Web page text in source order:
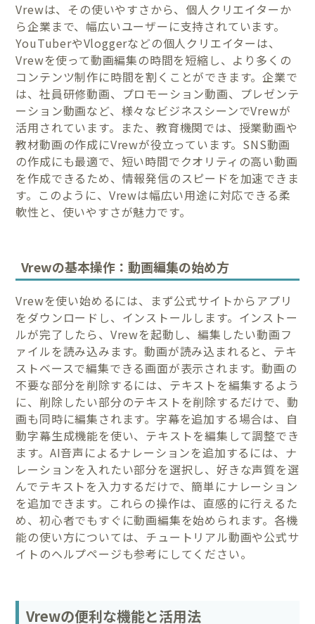
Vrewは、その使いやすさから、個人クリエイターか
ら企業まで、幅広いユーザーに支持されています。
YouTuberやVloggerなどの個人クリエイターは、
Vrewを使って動画編集の時間を短縮し、より多くの
コンテンツ制作に時間を割くことができます。企業で
は、社員研修動画、プロモーション動画、プレゼンテ
ーション動画など、様々なビジネスシーンでVrewが
活用されています。また、教育機関では、授業動画や
教材動画の作成にVrewが役立っています。SNS動画
の作成にも最適で、短い時間でクオリティの高い動画
を作成できるため、情報発信のスピードを加速できま
す。このように、Vrewは幅広い用途に対応できる柔
軟性と、使いやすさが魅力です。
Vrewの基本操作：動画編集の始め方
Vrewを使い始めるには、まず公式サイトからアプリ
をダウンロードし、インストールします。インストー
ルが完了したら、Vrewを起動し、編集したい動画フ
ァイルを読み込みます。動画が読み込まれると、テキ
ストベースで編集できる画面が表示されます。動画の
不要な部分を削除するには、テキストを編集するよう
に、削除したい部分のテキストを削除するだけで、動
画も同時に編集されます。字幕を追加する場合は、自
動字幕生成機能を使い、テキストを編集して調整でき
ます。AI音声によるナレーションを追加するには、ナ
レーションを入れたい部分を選択し、好きな声質を選
んでテキストを入力するだけで、簡単にナレーション
を追加できます。これらの操作は、直感的に行えるた
め、初心者でもすぐに動画編集を始められます。各機
能の使い方については、チュートリアル動画や公式サ
イトのヘルプページも参考にしてください。
Vrewの便利な機能と活用法